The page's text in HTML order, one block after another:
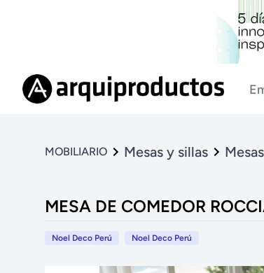
MOBILIARIO Mesas y sillas
MESA DE COMEDOR
Noel Deco Perú Noel Deco Perú